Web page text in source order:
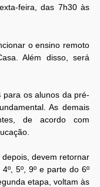
feira, das 7h30 às
o ensino remoto
Além disso, será
para os alunos da pré-
As demais
de acordo com
devem retornar
5º, 9º e parte do 6º
etapa, voltam às